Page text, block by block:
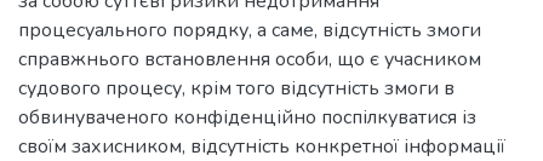
процесуального порядку, а саме, відсутність змоги
справжнього встановлення особи, що є учасником
судового процесу, крім того відсутність змоги в
обвинуваченого конфіденційно поспілкуватися із
своїм захисником, відсутність конкретної інформації